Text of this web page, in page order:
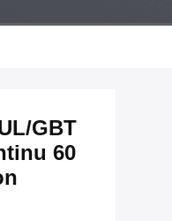
GBT
60